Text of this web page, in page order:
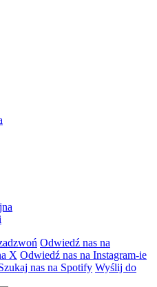
Odwiedź nas na
X Odwiedź nas na Instagram-ie
nas na Spotify Wyślij do